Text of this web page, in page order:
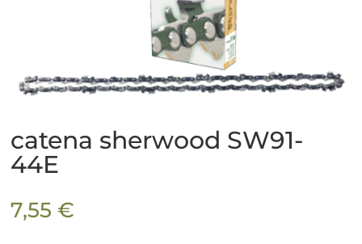
catena sherwood SW91-
44E
7,55€